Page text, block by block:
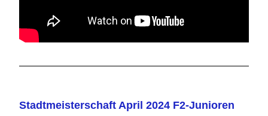
Stadtmeisterschaft April 2024 F2-Junioren